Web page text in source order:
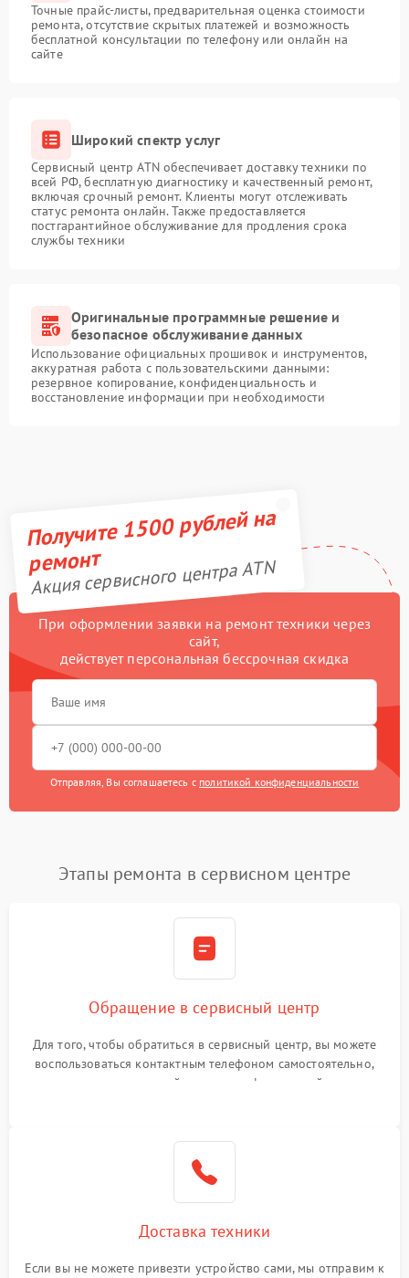
Точные прайс-листы, предварительная оценка стоимости
ремонта, отсутствие скрытых платежей и возможность
бесплатной консультации по телефону или онлайн на
сайте
Широкий спектр услуг
Сервисный центр ATN обеспечивает доставку техники по
всей РФ, бесплатную диагностику и качественный ремонт,
включая срочный ремонт. Клиенты могут отслеживать
статус ремонта онлайн. Также предоставляется
постгарантийное обслуживание для продления срока
службы техники
Оригинальные программные решение и
безопасное обслуживание данных
Использование официальных прошивок и инструментов,
аккуратная работа с пользовательскими данными:
резервное копирование, конфиденциальность и
восстановление информации при необходимости
Получите 1500 рублей на
ремонт
Акция сервисного центра ATN
При оформлении заявки на ремонт техники через
сайт,
действует персональная бессрочная скидка
Отправляя, Вы соглашаетесь с политикой конфиденциальности
Этапы ремонта в сервисном центре
Обращение в сервисный центр
Для того, чтобы обратиться в сервисный центр, вы можете
воспользоваться контактным телефоном самостоятельно,
или оставить свой номер телефона на сайте
Доставка техники
Если вы не можете привезти устройство сами, мы отправим к